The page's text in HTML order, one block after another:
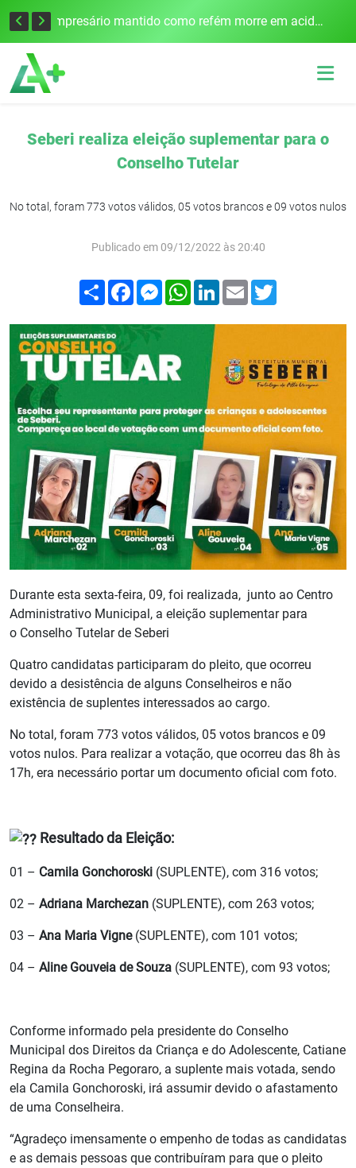
Edital para construção de ponte entre Itapiranga e Barra do Guarita deve ser lançado no segundo semestre Empresário mantido como refém morre em acidente após assalto em Cerro Largo
Seberi realiza eleição suplementar para o
Conselho Tutelar
No total, foram 773 votos válidos, 05 votos brancos e 09 votos nulos
Publicado em 09/12/2022 às 20:40
Compartilhar
FacebookMessenger
WhatsApp
LinkedIn
Email
Durante esta sexta-feira, 09, foi realizada, junto ao Centro
Administrativo Municipal, a eleição suplementar para
o Conselho Tutelar de Seberi
Quatro candidatas participaram do pleito, que ocorreu
devido a desistência de alguns Conselheiros e não
existência de suplentes interessados ao cargo.
No total, foram 773 votos válidos, 05 votos brancos e 09
votos nulos. Para realizar a votação, que ocorreu das 8h às
17h, era necessário portar um documento oficial com foto.
Resultado da Eleição:
01 – Camila Gonchoroski (SUPLENTE), com 316 votos;
02 – Adriana Marchezan (SUPLENTE), com 263 votos;
03 – Ana Maria Vigne(SUPLENTE), com 101 votos;
04 – Aline Gouveia de Souza (SUPLENTE), com 93 votos;
Conforme informado pela presidente do Conselho
Municipal dos Direitos da Criança e do Adolescente, Catiane
Regina da Rocha Pegoraro, a suplente mais votada, sendo
ela Camila Gonchoroski, irá assumir devido o afastamento
de uma Conselheira.
“Agradeço imensamente o empenho de todas as candidatas
e as demais pessoas que contribuíram para que o pleito